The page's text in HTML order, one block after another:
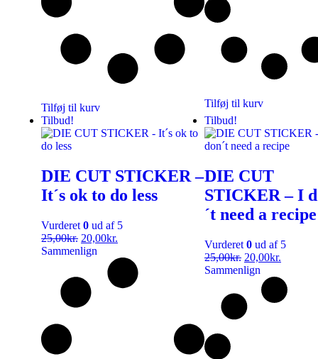
Tilføj til kurv
Tilføj til kurv
Tilbud!
DIE CUT STICKER –
It´s ok to do less
Vurderet 0 ud af 5
25,00kr. 20,00kr.
Sammenlign
Tilbud!
DIE CUT
STICKER – I
´t need a recipe
Vurderet 0 ud af 5
25,00kr. 20,00kr.
Sammenlign